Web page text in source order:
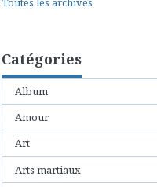
Catégories
Album
Amour
Art
Arts martiaux